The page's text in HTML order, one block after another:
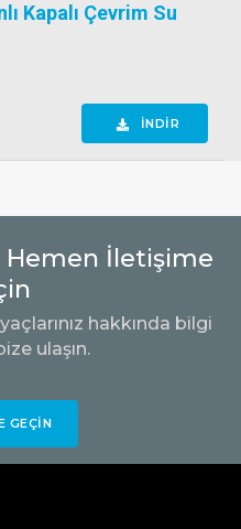
Kapalı Çevrim Su
İNDİR
Hemen İletişime
hakkında bilgi
ulaşın.
GEÇIN